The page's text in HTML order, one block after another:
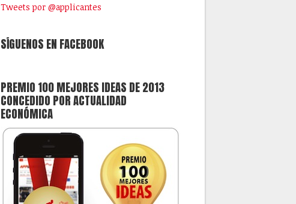
Tweets por @applicantes
SÍGUENOS EN FACEBOOK
PREMIO 100 MEJORES IDEAS DE 2013
CONCEDIDO POR ACTUALIDAD
ECONÓMICA